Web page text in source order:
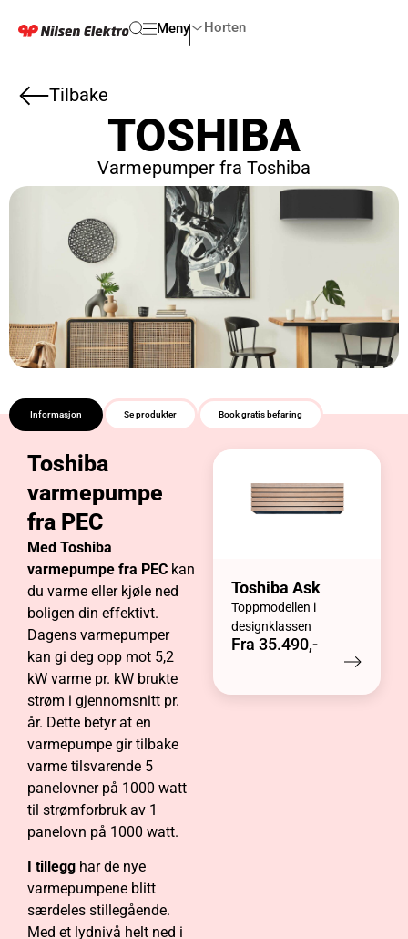
Meny Horten
Tilbake
TOSHIBA
Varmepumper fra Toshiba
Informasjon Se produkter Book gratis befaring
Toshiba
varmepumpe
fra PEC
Med Toshiba
varmepumpe fra PEC kan
du varme eller kjøle ned
boligen din effektivt.
Dagens varmepumper
kan gi deg opp mot 5,2
kW varme pr. kW brukte
strøm i gjennomsnitt pr.
år. Dette betyr at en
varmepumpe gir tilbake
varme tilsvarende 5
panelovner på 1000 watt
til strømforbruk av 1
panelovn på 1000 watt.
I tillegg har de nye
varmepumpene blitt
særdeles stillegående.
Med et lydnivå helt ned i
Toshiba Ask
Toppmodellen i
designklassen
Fra 35.490,-